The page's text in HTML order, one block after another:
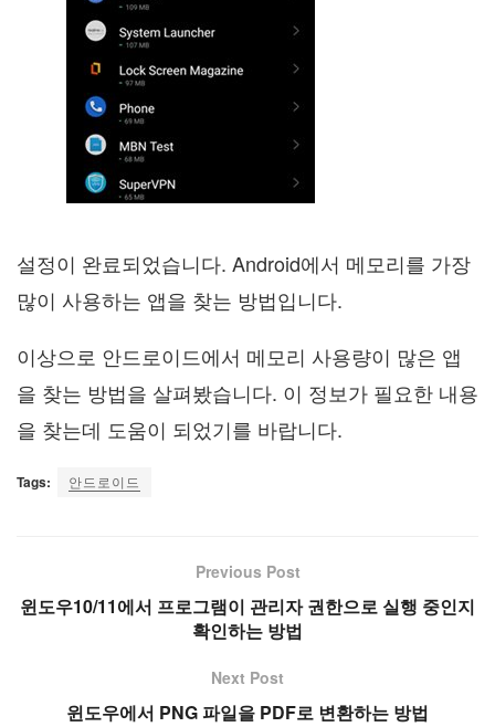
설정이 완료되었습니다. Android에서 메모리를 가장
많이 사용하는 앱을 찾는 방법입니다.
이상으로 안드로이드에서 메모리 사용량이 많은 앱
을 찾는 방법을 살펴봤습니다. 이 정보가 필요한 내용
을 찾는데 도움이 되었기를 바랍니다.
Tags: 안드로이드
Previous Post
윈도우10/11에서 프로그램이 관리자 권한으로 실행 중인지
확인하는 방법
Next Post
윈도우에서 PNG 파일을 PDF로 변환하는 방법